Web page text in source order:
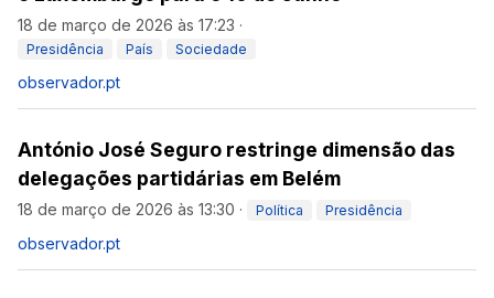
18 de março de 2026 às 17:23 ·
Presidência País Sociedade
observador.pt
António José Seguro restringe dimensão das
delegações partidárias em Belém
18 de março de 2026 às 13:30 · Política Presidência
observador.pt